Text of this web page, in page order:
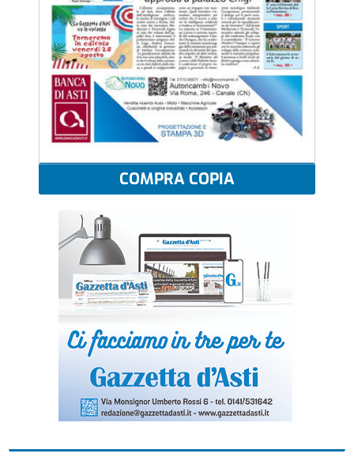
COMPRA COPIA